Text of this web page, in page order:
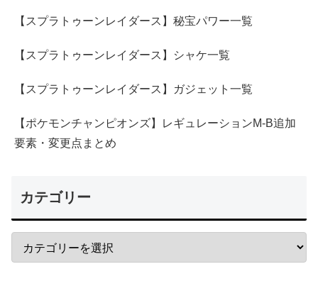
【スプラトゥーンレイダース】秘宝パワー一覧
【スプラトゥーンレイダース】シャケ一覧
【スプラトゥーンレイダース】ガジェット一覧
【ポケモンチャンピオンズ】レギュレーションM-B追加
要素・変更点まとめ
カテゴリー